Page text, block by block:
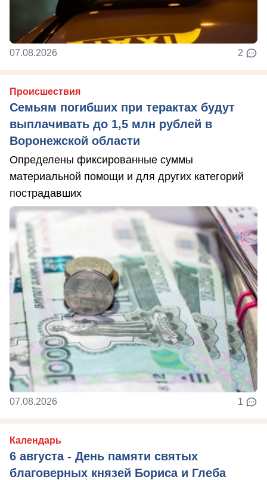
07.08.2026 2
Происшествия
Семьям погибших при терактах будут
выплачивать до 1,5 млн рублей в
Воронежской области
Определены фиксированные суммы
материальной помощи и для других категорий
пострадавших
07.08.2026 1
Календарь
6 августа - День памяти святых
благоверных князей Бориса и Глеба